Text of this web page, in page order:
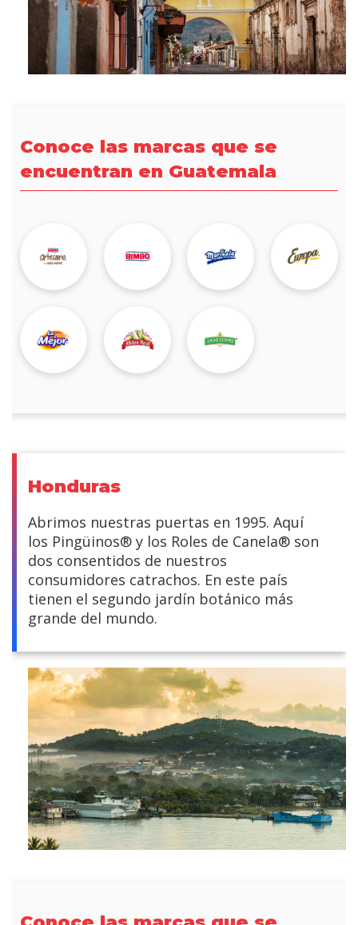
Conoce las marcas que se
encuentran en Guatemala
Honduras
Abrimos nuestras puertas en 1995. Aquí
los Pingüinos® y los Roles de Canela® son
dos consentidos de nuestros
consumidores catrachos. En este país
tienen el segundo jardín botánico más
grande del mundo.